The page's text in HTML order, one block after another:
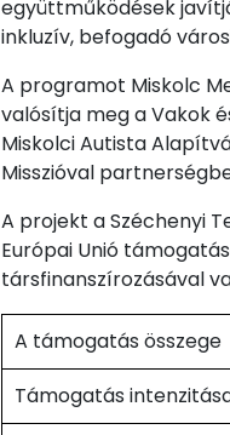
együttműködések
inkluzív, befogadó
A programot Miskolc
valósítja meg a Vakok
Miskolci Autista
Misszióval
A projekt a Széchenyi
Európai Unió
társfinanszírozásával
A támogatás összege
Támogatás